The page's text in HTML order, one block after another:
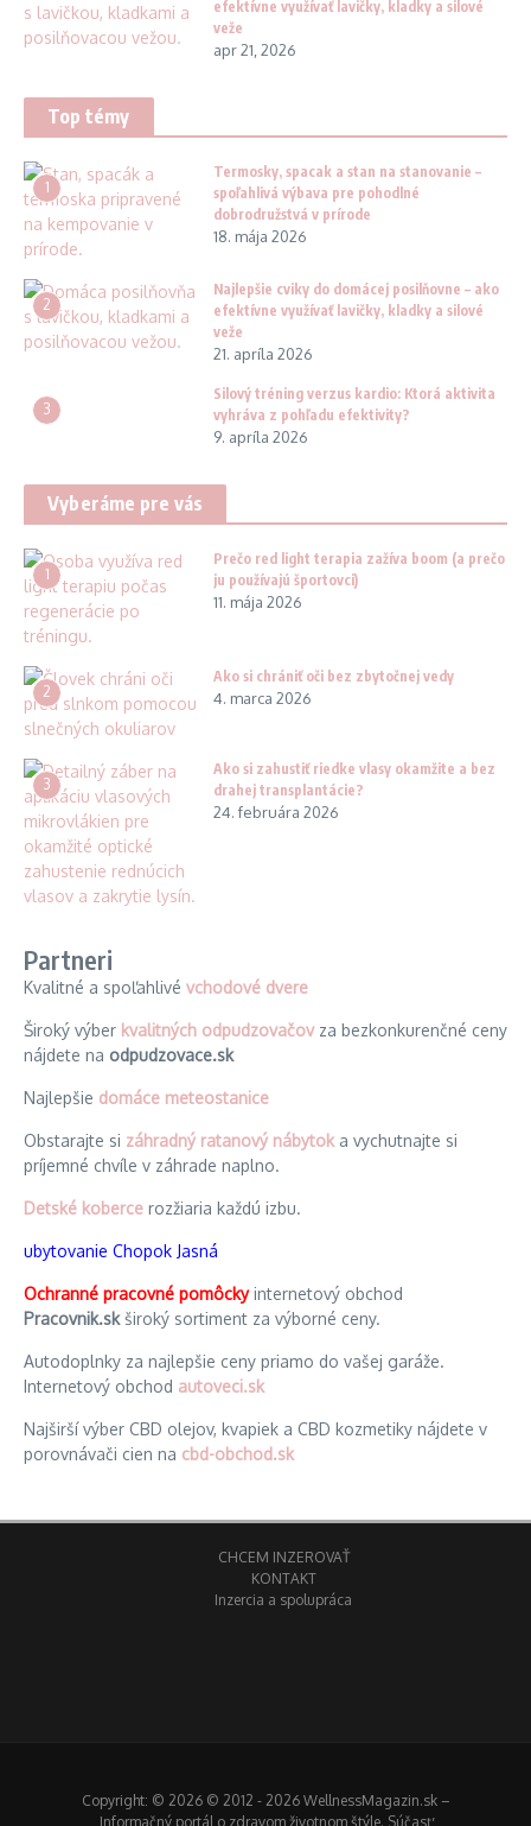
efektívne využívať lavičky, kladky a silové
veže
apr 21, 2026
Top témy
1
Termosky, spacak a stan na stanovanie –
spoľahlivá výbava pre pohodlné
dobrodružstvá v prírode
18. mája 2026
2
Najlepšie cviky do domácej posilňovne – ako
efektívne využívať lavičky, kladky a silové
veže
21. apríla 2026
3
Silový tréning verzus kardio: Ktorá aktivita
vyhráva z pohľadu efektivity?
9. apríla 2026
Vyberáme pre vás
1
Prečo red light terapia zažíva boom (a prečo
ju používajú športovci)
11. mája 2026
2
Ako si chrániť oči bez zbytočnej vedy
4. marca 2026
3
Ako si zahustiť riedke vlasy okamžite a bez
drahej transplantácie?
24. februára 2026
Partneri
Kvalitné a spoľahlivé vchodové dvere
Široký výber kvalitných odpudzovačovza bezkonkurenčné ceny
nájdete na odpudzovace.sk
Najlepšie domáce meteostanice
Obstarajte si záhradný ratanový nábytok a vychutnajte si
príjemné chvíle v záhrade naplno.
Detské koberce rozžiaria každú izbu.
ubytovanie Chopok Jasná
Ochranné pracovné pomôckyinternetový obchod
Pracovnik.skširoký sortiment za výborné ceny.
Autodoplnky za najlepšie ceny priamo do vašej garáže.
Internetový obchod autoveci.sk
Najširší výber CBD olejov, kvapiek a CBD kozmetiky nájdete v
porovnávači cien na cbd-obchod.sk
CHCEM INZEROVAŤ
KONTAKT
Inzercia a spolupráca
Copyright: © 2026 © 2012 - 2026 WellnessMagazin.sk –
Informačný portál o zdravom životnom štýle. Súčasť